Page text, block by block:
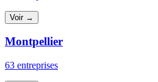
Voir →
Montpellier
63 entreprises